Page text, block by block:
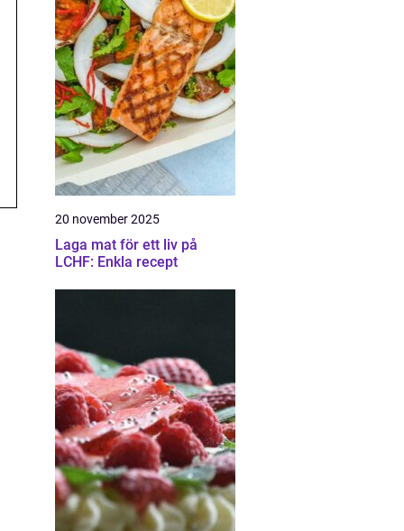
20 november 2025
Laga mat för ett liv på
LCHF: Enkla recept